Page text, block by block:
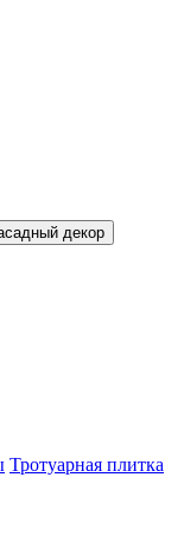
декор
Тротуарная плитка